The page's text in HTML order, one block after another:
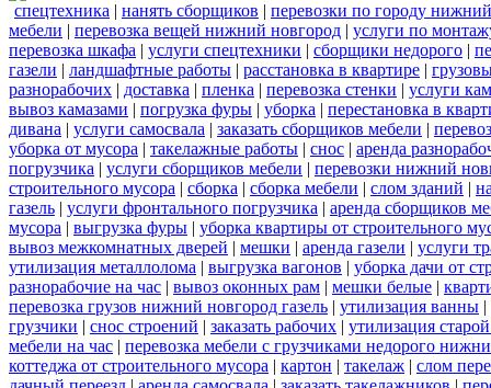
спецтехника | нанять сборщиков | перевозки по городу
мебели | перевозка вещей нижний новгород | услуги по
перевозка шкафа | услуги спецтехники | сборщики недорого |
газели | ландшафтные работы | расстановка в квартире |
разнорабочих | доставка | пленка | перевозка стенки | услуги
вывоз камазами | погрузка фуры | уборка | перестановка в
дивана | услуги самосвала | заказать сборщиков мебели |
уборка от мусора | такелажные работы | снос | аренда
погрузчика | услуги сборщиков мебели | перевозки нижний
строительного мусора | сборка | сборка мебели | слом зданий |
газель | услуги фронтального погрузчика | аренда сборщиков
мусора | выгрузка фуры | уборка квартиры от строительного
вывоз межкомнатных дверей | мешки | аренда газели | услуги
утилизация металлолома | выгрузка вагонов | уборка дачи от
разнорабочие на час | вывоз оконных рам | мешки белые |
перевозка грузов нижний новгород газель | утилизация ванны |
грузчики | снос строений | заказать рабочих | утилизация
мебели на час | перевозка мебели с грузчиками недорого
коттеджа от строительного мусора | картон | такелаж | слом